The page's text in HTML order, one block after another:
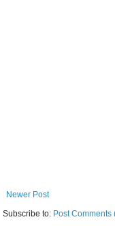
Newer Post
Subscribe to: Post Comments